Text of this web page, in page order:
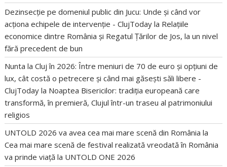
Dezinsecție pe domeniul public din Jucu: Unde și când vor
acționa echipele de intervenție - ClujToday la Relațiile
economice dintre România și Regatul Țărilor de Jos, la un nivel
fără precedent de bun
Nunta la Cluj în 2026: Între meniuri de 70 de euro și opțiuni de
lux, cât costă o petrecere și când mai găsești săli libere -
ClujToday la Noaptea Bisericilor: tradiția europeană care
transformă, în premieră, Clujul într-un traseu al patrimoniului
religios
UNTOLD 2026 va avea cea mai mare scenă din România la
Cea mai mare scenă de festival realizată vreodată în România
va prinde viață la UNTOLD ONE 2026